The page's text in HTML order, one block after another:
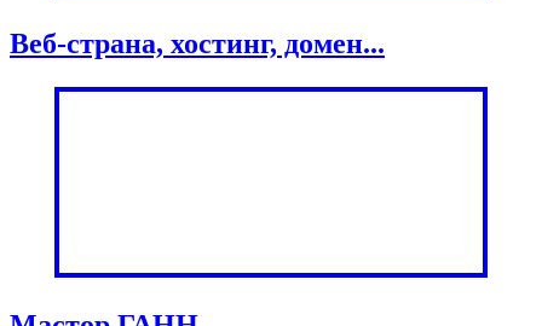
Веб-страна, хостинг, домен...